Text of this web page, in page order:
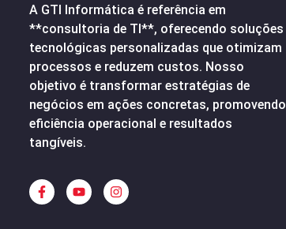
A GTI Informática é referência em
**consultoria de TI**, oferecendo soluções
tecnológicas personalizadas que otimizam
processos e reduzem custos. Nosso
objetivo é transformar estratégias de
negócios em ações concretas, promovendo
eficiência operacional e resultados
tangíveis.